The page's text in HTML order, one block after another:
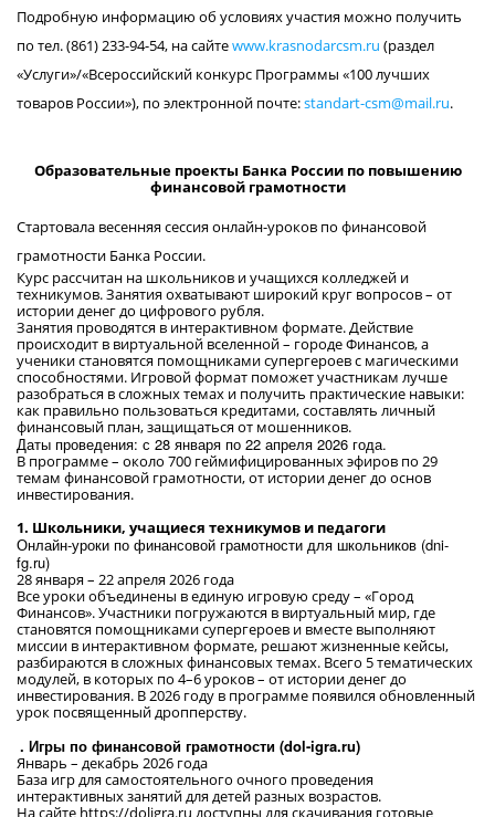
Подробную информацию об условиях участия можно получить
по тел. (861) 233-94-54, на сайтеwww.krasnodarcsm.ru (раздел
«Услуги»/«Всероссийский конкурс Программы «100 лучших
товаров России»), по электронной почте:standart-csm@mail.ru.
Образовательные проекты Банка России по повышению
финансовой грамотности
Стартовала весенняя сессия онлайн-уроков по финансовой
грамотности Банка России.
Курс рассчитан на школьников и учащихся колледжей и
техникумов. Занятия охватывают широкий круг вопросов – от
истории денег до цифрового рубля.
Занятия проводятся в интерактивном формате. Действие
происходит в виртуальной вселенной – городе Финансов, а
ученики становятся помощниками супергероев с магическими
способностями. Игровой формат поможет участникам лучше
разобраться в сложных темах и получить практические навыки:
как правильно пользоваться кредитами, составлять личный
финансовый план, защищаться от мошенников.
Даты проведения: с 28 января по 22 апреля 2026 года.
В программе – около 700 геймифицированных эфиров по 29
темам финансовой грамотности, от истории денег до основ
инвестирования.
1. Школьники, учащиеся техникумов и педагоги
Онлайн-уроки по финансовой грамотности для школьников (dni-
fg.ru)
28 января – 22 апреля 2026 года
Все уроки объединены в единую игровую среду – «Город
Финансов». Участники погружаются в виртуальный мир, где
становятся помощниками супергероев и вместе выполняют
миссии в интерактивном формате, решают жизненные кейсы,
разбираются в сложных финансовых темах. Всего 5 тематических
модулей, в которых по 4–6 уроков – от истории денег до
инвестирования. В 2026 году в программе появился обновленный
урок посвященный дропперству.
. Игры по финансовой грамотности (dol-igra.ru)
Январь – декабрь 2026 года
База игр для самостоятельного очного проведения
интерактивных занятий для детей разных возрастов.
На сайте https://doligra.ru доступны для скачивания готовые